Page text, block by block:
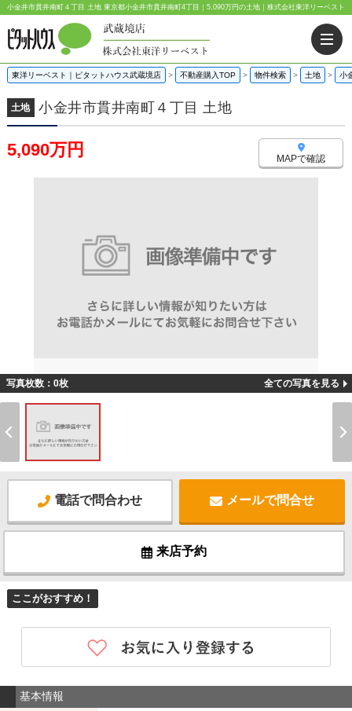
小金井市貫井南町４丁目 土地 東京都小金井市貫井南町4丁目｜5,090万円の土地｜株式会社東洋リーベスト
東洋リーベスト｜ピタットハウス武蔵境店 > 不動産購入TOP > 物件検索 > 土地 > 小
土地 小金井市貫井南町４丁目 土地
5,090万円 MAPで確認
写真枚数：0枚 全ての写真を見る
電話で問合わせ メールで問合せ
来店予約
ここがおすすめ！
基本情報